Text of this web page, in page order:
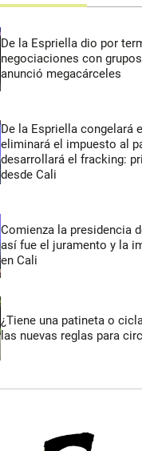
De la Espriella dio por
negociaciones con
anunció megacárceles
De la Espriella congelará
eliminará el impuesto al
desarrollará el fracking:
desde Cali
Comienza la presidencia
así fue el juramento y la
en Cali
¿Tiene una patineta o
las nuevas reglas para